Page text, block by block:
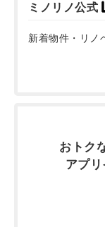
ミノリノ公式
新着物件・リノ
おトク
アプ